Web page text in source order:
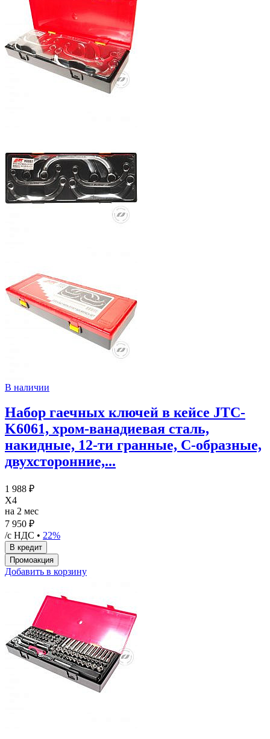
В наличии
Набор гаечных ключей в кейсе JTC-
K6061, хром-ванадиевая сталь,
накидные, 12-ти гранные, С-образные,
двухсторонние,...
1 988 ₽
X4
на 2 мес
7 950 ₽
/с НДС • 22%
Добавить в корзину